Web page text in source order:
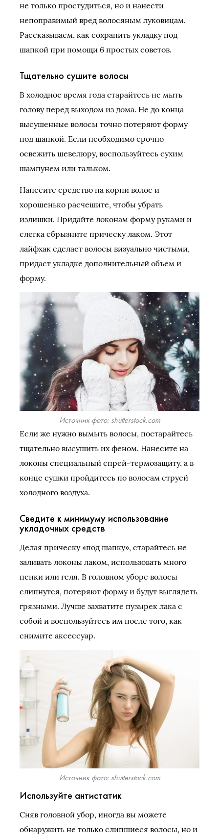
не только простудиться, но и нанести
непоправимый вред волосяным луковицам.
Рассказываем, как сохранить укладку под
шапкой при помощи 6 простых советов.
Тщательно сушите волосы
В холодное время года старайтесь не мыть
голову перед выходом из дома. Не до конца
высушенные волосы точно потеряют форму
под шапкой. Если необходимо срочно
освежить шевелюру, воспользуйтесь сухим
шампунем или тальком.
Нанесите средство на корни волос и
хорошенько расчешите, чтобы убрать
излишки. Придайте локонам форму руками и
слегка сбрызните прическу лаком. Этот
лайфхак сделает волосы визуально чистыми,
придаст укладке дополнительный объем и
форму.
Источник фото: shutterstock.com
Если же нужно вымыть волосы, постарайтесь
тщательно высушить их феном. Нанесите на
локоны специальный спрей-термозащиту, а в
конце сушки пройдитесь по волосам струей
холодного воздуха.
Сведите к минимуму использование
укладочных средств
Делая прическу «под шапку», старайтесь не
заливать локоны лаком, использовать много
пенки или геля. В головном уборе волосы
слипнутся, потеряют форму и будут выглядеть
грязными. Лучше захватите пузырек лака с
собой и воспользуйтесь им после того, как
снимите аксессуар.
Источник фото: shutterstock.com
Используйте антистатик
Сняв головной убор, иногда вы можете
обнаружить не только слипшиеся волосы, но и